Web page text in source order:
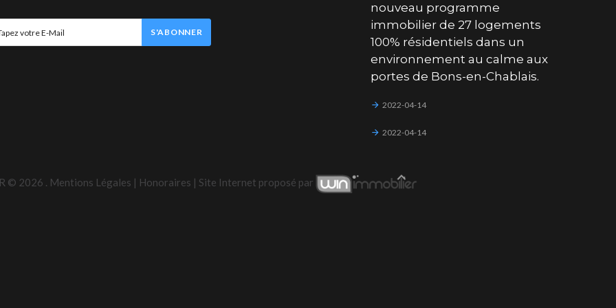
nouveau programme
immobilier de 27 logements
100% résidentiels dans un
environnement au calme aux
portes de Bons-en-Chablais.
2022-04-14
2022-04-14
S'ABONNER
© 2026 . Mentions Légales | Honoraires | Site Internet proposé par